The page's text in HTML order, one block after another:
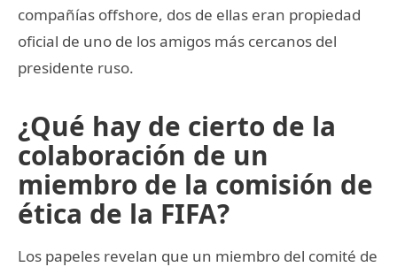
compañías offshore, dos de ellas eran propiedad
oficial de uno de los amigos más cercanos del
presidente ruso.
¿Qué hay de cierto de la
colaboración de un
miembro de la comisión de
ética de la FIFA?
Los papeles revelan que un miembro del comité de